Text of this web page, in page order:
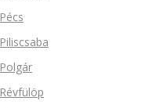
Pécs
Piliscsaba
Polgár
Révfülöp